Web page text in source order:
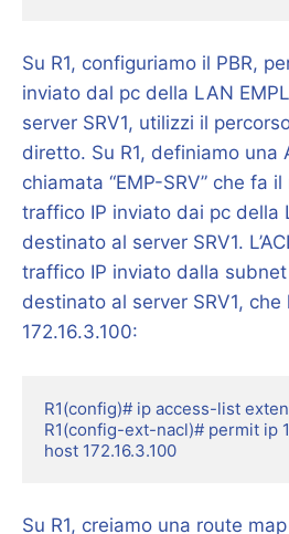
Su R1, configuriamo il PBR,
inviato dal pc della LAN
server SRV1, utilizzi il
diretto. Su R1, definiamo una
chiamata “EMP-SRV” che fa
traffico IP inviato dai pc della
destinato al server SRV1.
traffico IP inviato dalla
destinato al server SRV1, che
172.16.3.100:
R1(config)# ip access-list
R1(config-ext-nacl)# permit ip
host 172.16.3.100
Su R1, creiamo una route map